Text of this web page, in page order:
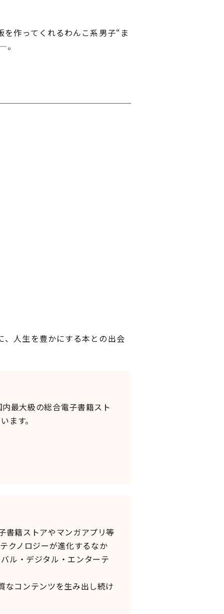
作ってくれるわんこ系男子“ま
人生を豊かにする本との出会
最大級の総合電子書籍スト
ます。
籍ストアやマンガアプリ等
クノロジーが進化するなか
ル・デジタル・エンターテ
コンテンツを生み出し続け